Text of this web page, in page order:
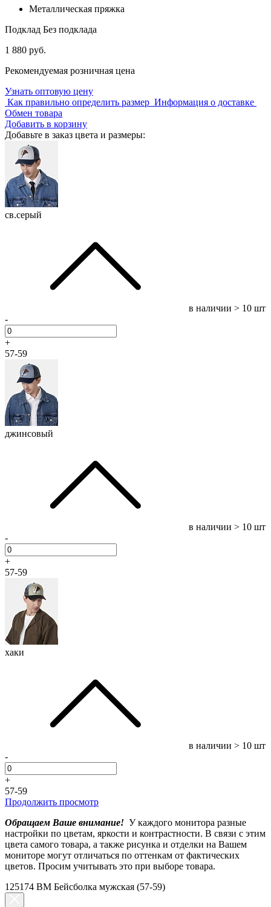
Металлическая пряжка
Подклад Без подклада
1 880 руб.
Рекомендуемая розничная цена
Узнать оптовую цену
Как правильно определить размер Информация о доставке
Обмен товара
Добавить в корзину
Добавьте в заказ цвета и размеры:
св.серый
в наличии > 10 шт
-
+
57-59
джинсовый
в наличии > 10 шт
-
+
57-59
хаки
в наличии > 10 шт
-
+
57-59
Продолжить просмотр
Обращаем Ваше внимание! У каждого монитора разные
настройки по цветам, яркости и контрастности. В связи с этим
цвета самого товара, а также рисунка и отделки на Вашем
мониторе могут отличаться по оттенкам от фактических
цветов. Просим учитывать это при выборе товара.
125174 BM Бейсболка мужская (57-59)